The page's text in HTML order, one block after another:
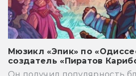
Мюзикл «Эпик» по
создатель «Пиратов
Он получил популярность